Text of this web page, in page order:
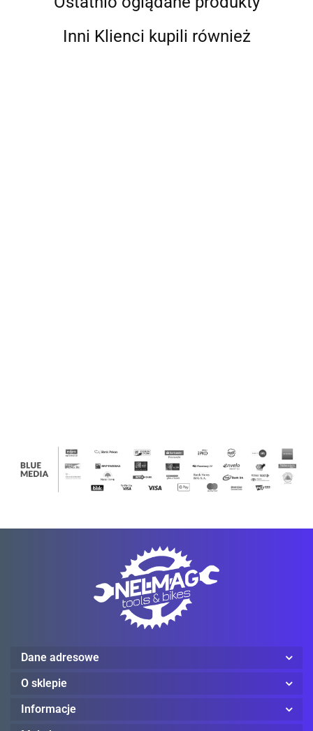
ProJob
Red Wing
Inni Klienci kupili również
Dane adresowe
O sklepie
Informacje